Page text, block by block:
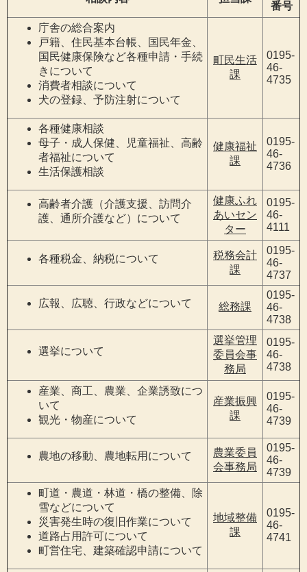
示
番号
庁舎の総合案内
戸籍、住民基本台帳、国民年金、
国民健康保険など各種申請・手続
きについて
消費者相談について
犬の登録、予防注射について
町民生活
課
0195-
46-
4735
各種健康相談
母子・成人保健、児童福祉、高齢
者福祉について
生活保護相談
健康福祉
課
0195-
46-
4736
高齢者介護（介護支援、訪問介
護、通所介護など）について
健康ふれ
あいセン
ター
0195-
46-
4111
各種税金、納税について
税務会計
課
0195-
46-
4737
広報、広聴、行政などについて 総務課
0195-
46-
4738
選挙について
選挙管理
委員会事
務局
0195-
46-
4738
産業、商工、農業、企業誘致につ
いて
観光・物産について
産業振興
課
0195-
46-
4739
農地の移動、農地転用について
農業委員
会事務局
0195-
46-
4739
町道・農道・林道・橋の整備、除
雪などについて
災害発生時の復旧作業について
道路占用許可について
町営住宅、建築確認申請について
地域整備
課
0195-
46-
4741